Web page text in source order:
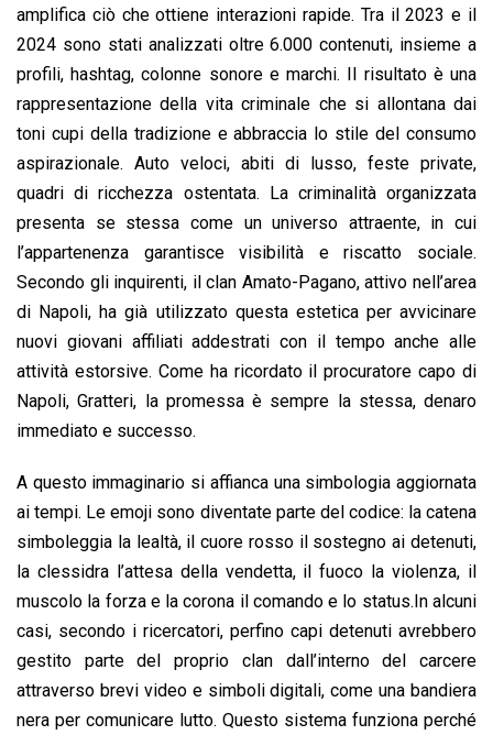
amplifica ciò che ottiene interazioni rapide. Tra il 2023 e il
2024 sono stati analizzati oltre 6.000 contenuti, insieme a
profili, hashtag, colonne sonore e marchi. Il risultato è una
rappresentazione della vita criminale che si allontana dai
toni cupi della tradizione e abbraccia lo stile del consumo
aspirazionale. Auto veloci, abiti di lusso, feste private,
quadri di ricchezza ostentata. La criminalità organizzata
presenta se stessa come un universo attraente, in cui
l’appartenenza garantisce visibilità e riscatto sociale.
Secondo gli inquirenti, il clan Amato-Pagano, attivo nell’area
di Napoli, ha già utilizzato questa estetica per avvicinare
nuovi giovani affiliati addestrati con il tempo anche alle
attività estorsive. Come ha ricordato il procuratore capo di
Napoli, Gratteri, la promessa è sempre la stessa, denaro
immediato e successo.
A questo immaginario si affianca una simbologia aggiornata
ai tempi. Le emoji sono diventate parte del codice: la catena
simboleggia la lealtà, il cuore rosso il sostegno ai detenuti,
la clessidra l’attesa della vendetta, il fuoco la violenza, il
muscolo la forza e la corona il comando e lo status.In alcuni
casi, secondo i ricercatori, perfino capi detenuti avrebbero
gestito parte del proprio clan dall’interno del carcere
attraverso brevi video e simboli digitali, come una bandiera
nera per comunicare lutto. Questo sistema funziona perché